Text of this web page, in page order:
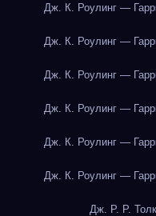
Дж. К. Роулинг —
Дж. К. Роулинг —
Дж. К. Роулинг —
Дж. К. Роулинг —
Дж. К. Роулинг —
Дж. К. Роулинг —
Дж. Р. Р.